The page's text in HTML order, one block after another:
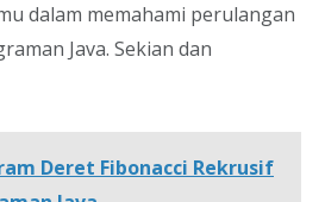
dalam memahami perulangan
Java. Sekian dan
Deret Fibonacci Rekrusif